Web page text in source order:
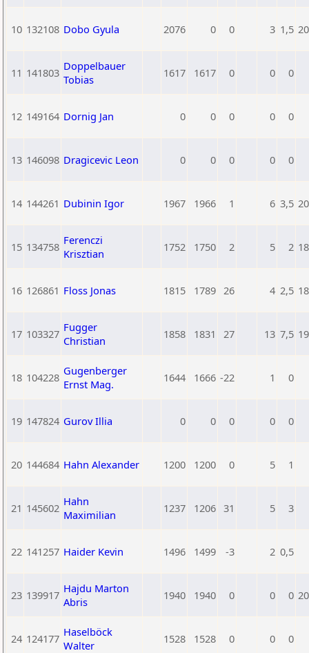
10 132108 Dobo Gyula 2076 0 0 3 1,5
11 141803 Doppelbauer
Tobias
1617 1617 0 0 0
12 149164 Dornig Jan 0 0 0 0 0
13 146098 Dragicevic Leon 0 0 0 0 0
14 144261 Dubinin Igor 1967 1966 1 6 3,5
15 134758 Ferenczi
Krisztian
1752 1750 2 5 2
16 126861 Floss Jonas 1815 1789 26 4 2,5
17 103327 Fugger
Christian
1858 1831 27 13 7,5
18 104228 Gugenberger
Ernst Mag.
1644 1666 -22 1 0
19 147824 Gurov Illia 0 0 0 0 0
20 144684 Hahn Alexander 1200 1200 0 5 1
21 145602 Hahn
Maximilian
1237 1206 31 5 3
22 141257 Haider Kevin 1496 1499 -3 2 0,5
23 139917 Hajdu Marton
Abris
1940 1940 0 0 0
24 124177 Haselböck
Walter
1528 1528 0 0 0